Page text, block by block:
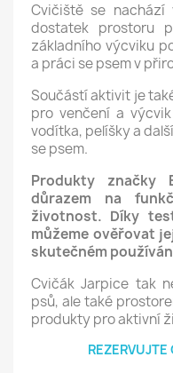
Cvičiště se
dostatek prostoru
základního výcviku
a práci se psem v
Součástí aktivit je
pro venčení a
vodítka, pelíšky a
se psem.
Produkty značky
důrazem na
životnost. Díky
můžeme ověřovat
skutečném
Cvičák Jarpice tak
psů, ale také
produkty pro aktivní